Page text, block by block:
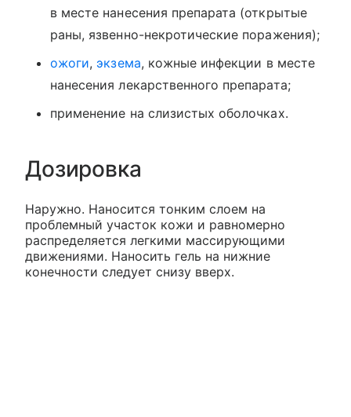
в месте нанесения препарата (открытые
раны, язвенно-некротические поражения);
ожоги, экзема, кожные инфекции в месте
нанесения лекарственного препарата;
применение на слизистых оболочках.
Дозировка
Наружно. Наносится тонким слоем на
проблемный участок кожи и равномерно
распределяется легкими массирующими
движениями. Наносить гель на нижние
конечности следует снизу вверх.